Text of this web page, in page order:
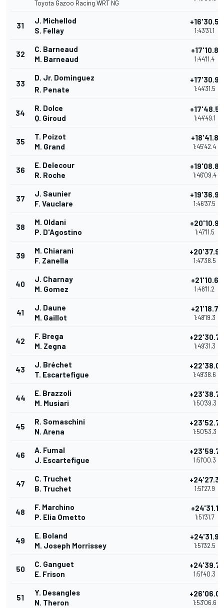
Toyota Gazoo Racing WRT NG
31
J. Michellod
S. Fellay
+16'30.5
1:43'31.1
32
C. Barneaud
M. Barneaud
+17'10.8
1:44'11.4
33
D. Jr. Dominguez
R. Penate
+17'30.9
1:44'31.5
34
R. Dolce
Q. Giroud
+17'48.5
1:44'49.1
35
T. Poizot
M. Grand
+18'41.8
1:45'42.4
36
E. Delecour
R. Roche
+19'08.8
1:46'09.4
37
J. Saunier
F. Vauclare
+19'36.9
1:46'37.5
38
M. Oldani
P. D'Agostino
+20'10.9
1:47'11.5
39
M. Chiarani
F. Zanella
+20'37.9
1:47'38.5
40
J. Charnay
M. Gomez
+21'10.6
1:48'11.2
41
J. Daune
M. Gaillot
+21'18.7
1:48'19.3
42
F. Brega
M. Zegna
+22'30.7
1:49'31.3
43
J. Bréchet
T. Escartefigue
+22'38.0
1:49'38.6
44
E. Brazzoli
M. Musiari
+23'38.7
1:50'39.3
45
R. Somaschini
N. Arena
+23'52.7
1:50'53.3
46
A. Fumal
J. Escartefigue
+23'59.7
1:51'00.3
47
C. Truchet
B. Truchet
+24'27.3
1:51'27.9
48
F. Marchino
P. Elia Ometto
+24'31.1
1:51'31.7
49
E. Boland
M. Joseph Morrissey
+24'31.9
1:51'32.5
50
C. Ganguet
E. Frison
+24'39.7
1:51'40.3
51
Y. Desangles
N. Theron
+26'06.0
1:53'06.6